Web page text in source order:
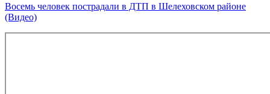
Восемь человек пострадали в ДТП в Шелеховском районе
(Видео)